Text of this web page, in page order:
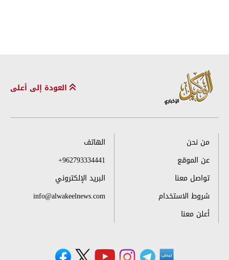
العودة إلى أعلى
من نحن
عن الموقع
تواصل معنا
شروط الاستخدام
أعلن معنا
الهاتف
+962793334441
البريد الإلكتروني
info@alwakeelnews.com